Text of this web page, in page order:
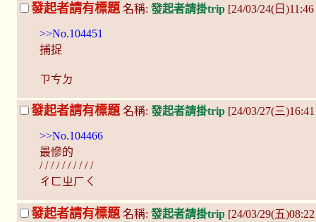
發起者請有標題 名稱: 發起者請掛trip [24/03/24(日
>>No.104451
捕捉
ㄗㄘㄉ
發起者請有標題名稱: 發起者請掛trip [24/03/27(三
>>No.104466
最慘的
/ / / / / / / / / /
ㄔㄈㄓㄏㄑ
發起者請有標題 名稱: 發起者請掛trip [24/03/29(五